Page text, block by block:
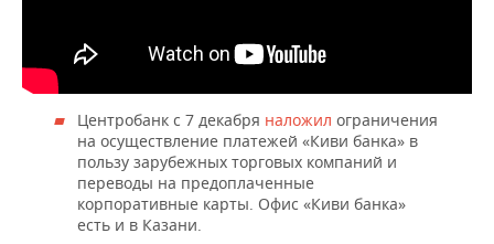
Центробанк с 7 декабря наложил ограничения
на осуществление платежей «Киви банка» в
пользу зарубежных торговых компаний и
переводы на предоплаченные
корпоративные карты. Офис «Киви банка»
есть и в Казани.